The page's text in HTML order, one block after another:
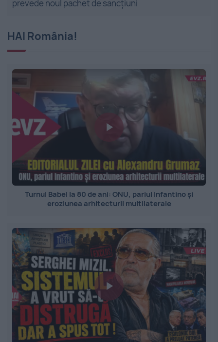
prevede noul pachet de sancțiuni
HAI România!
Turnul Babel la 80 de ani: ONU, pariul Infantino și
eroziunea arhitecturii multilaterale